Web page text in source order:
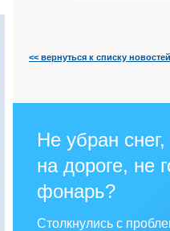
<< вернуться к списку новостей
Не убран
на дороге, не
фонарь?
Столкнулись с